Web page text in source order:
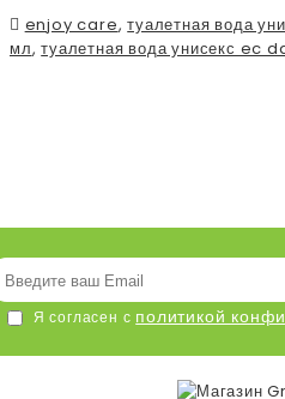
enjoy care,туалетная вода
мл,туалетная вода унисекс ec
Я согласен с политикой